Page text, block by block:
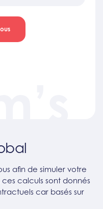
afin de simuler votre
calculs sont donnés
car basés sur